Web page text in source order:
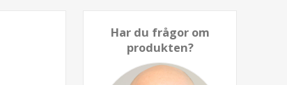
Har du frågor om
produkten?